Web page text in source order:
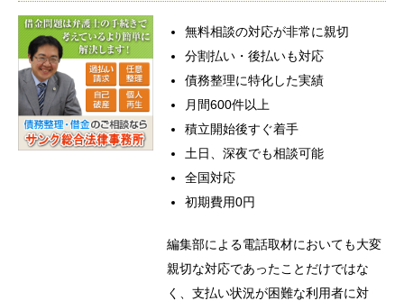
無料相談の対応が非常に親切
分割払い・後払いも対応
債務整理に特化した実績
月間600件以上
積立開始後すぐ着手
土日、深夜でも相談可能
全国対応
初期費用0円
編集部による電話取材においても大変
親切な対応であったことだけではな
く、支払い状況が困難な利用者に対